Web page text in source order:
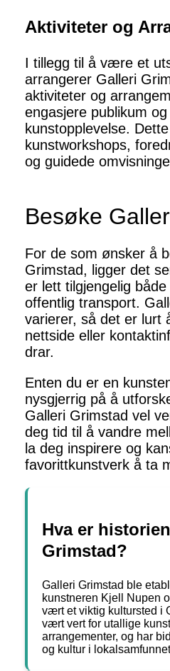
Aktiviteter og
I tillegg til å være et
arrangerer Galleri
aktiviteter og
engasjere publikum
kunstopplevelse.
kunstworkshops,
og guidede
Besøke
For de som ønsker å
Grimstad, ligger det
er lett tilgjengelig
offentlig transport.
varierer, så det er lurt
nettside eller
drar.
Enten du er en
nysgjerrig på å
Galleri Grimstad vel
deg tid til å vandre
la deg inspirere og
favorittkunstverk å ta
Hva er
Grimstad?
Galleri Grimstad ble
kunstneren Kjell Nupen
vært et viktig kultursted i
vært vert for utallige
arrangementer, og har
og kultur i